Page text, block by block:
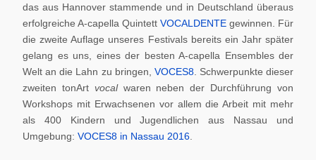
das aus Hannover stammende und in Deutschland überaus
erfolgreiche A-capella Quintett VOCALDENTE gewinnen. Für
die zweite Auflage unseres Festivals bereits ein Jahr später
gelang es uns, eines der besten A-capella Ensembles der
Welt an die Lahn zu bringen, VOCES8. Schwerpunkte dieser
zweiten tonArt vocalwaren neben der Durchführung von
Workshops mit Erwachsenen vor allem die Arbeit mit mehr
als 400 Kindern und Jugendlichen aus Nassau und
Umgebung: VOCES8 in Nassau 2016